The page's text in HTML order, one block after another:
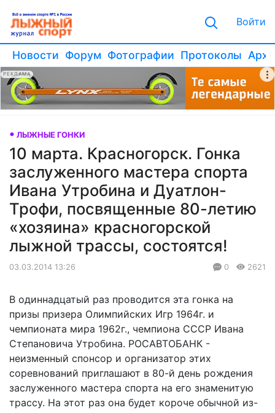
Войти
Новости Форум Фотографии Протоколы
РЕКЛАМА
ЛЫЖНЫЕ ГОНКИ
10 марта. Красногорск. Гонка
заслуженного мастера спорта
Ивана Утробина и Дуатлон-
Трофи, посвященные 80-летию
«хозяина» красногорской
лыжной трассы, состоятся!
03.03.2014 13:26 0 2621
В одиннадцатый раз проводится эта гонка на
призы призера Олимпийских Игр 1964г. и
чемпионата мира 1962г., чемпиона СССР Ивана
Степановича Утробина. РОСАВТОБАНК -
неизменный спонсор и организатор этих
соревнований приглашают в 80-й день рождения
заслуженного мастера спорта на его знаменитую
трассу. На этот раз она будет короче обычной из-